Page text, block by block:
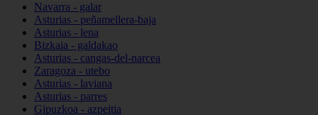
Navarra - galar
Asturias - peñamellera-baja
Asturias - lena
Bizkaia - galdakao
Asturias - cangas-del-narcea
Zaragoza - utebo
Asturias - laviana
Asturias - parres
Gipuzkoa - azpeitia